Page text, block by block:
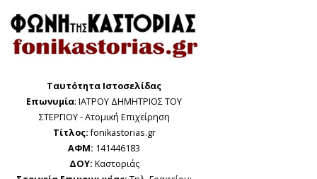
Ταυτότητα Ιστοσελίδας
Επωνυμία: ΙΑΤΡΟΥ ΔΗΜΗΤΡΙΟΣ ΤΟΥ
ΣΤΕΡΓΙΟΥ - Ατομική Επιχείρηση
Τίτλος:fonikastorias.gr
ΑΦΜ: 141446183
ΔΟΥ: Καστοριάς